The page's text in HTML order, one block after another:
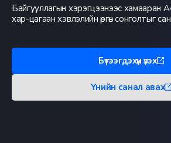
Байгууллагын хэрэгцээнээс хамааран
хар-цагаан хэвлэлийн өргөн сонголтыг
Бүтээгдэхүүн үзэх
Үнийн санал авах